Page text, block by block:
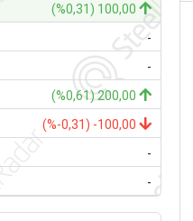
(%0,31) 100,00
-
-
(%0,61) 200,00
(%-0,31) -100,00
-
-